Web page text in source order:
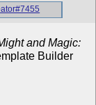
and Magic:
Builder